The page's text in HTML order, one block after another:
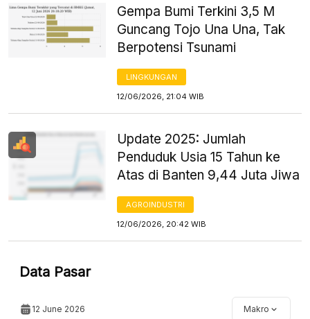
Gempa Bumi Terkini 3,5 M
Guncang Tojo Una Una, Tak
Berpotensi Tsunami
LINGKUNGAN
12/06/2026, 21:04 WIB
Update 2025: Jumlah
Penduduk Usia 15 Tahun ke
Atas di Banten 9,44 Juta Jiwa
AGROINDUSTRI
12/06/2026, 20:42 WIB
Data Pasar
12 June 2026 Makro